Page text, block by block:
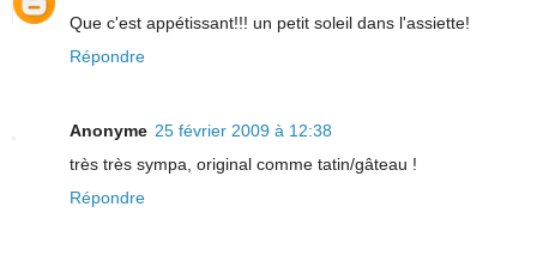
Que c'est appétissant!!! un petit soleil dans l'assiette!
Répondre
Anonyme 25 février 2009 à 12:38
très très sympa, original comme tatin/gâteau !
Répondre